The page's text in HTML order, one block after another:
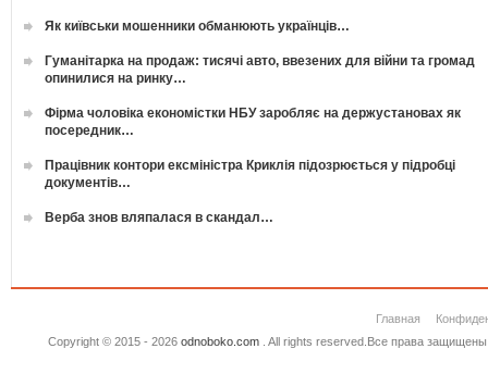
Як київськи мошенники обманюють українців…
Гуманітарка на продаж: тисячі авто, ввезених для війни та громад
опинилися на ринку…
Фірма чоловіка економістки НБУ заробляє на держустановах як
посередник…
Працівник контори ексміністра Криклія підозрюється у підробці
документів…
Верба знов вляпалася в скандал…
Главная
Copyright © 2015 - 2026 odnoboko.com. All rights reserved.Все права защищены.